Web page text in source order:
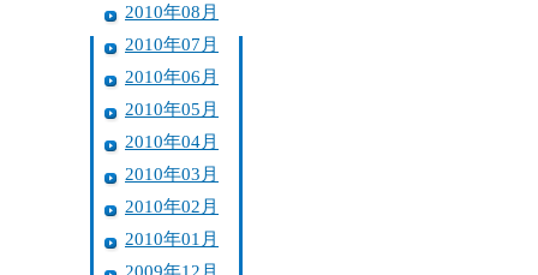
2010年08月
2010年07月
2010年06月
2010年05月
2010年04月
2010年03月
2010年02月
2010年01月
2009年12月